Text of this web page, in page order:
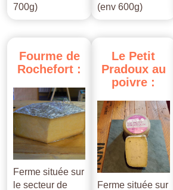
700g)
(env 600g)
Fourme de
Rochefort :
Ferme située sur
le secteur de
Le Petit
Pradoux au
poivre :
Ferme située sur